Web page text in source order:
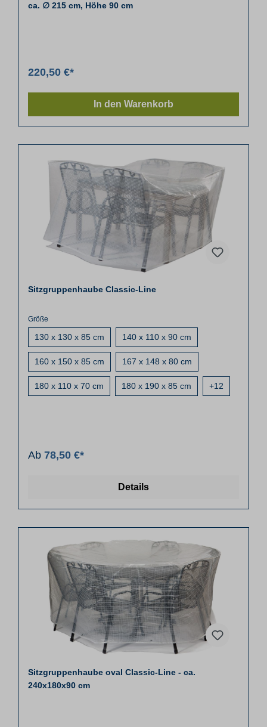
ca. ∅ 215 cm, Höhe 90 cm
220,50 €*
In den Warenkorb
Sitzgruppenhaube Classic-Line
Größe
130 x 130 x 85 cm 140 x 110 x 90 cm
160 x 150 x 85 cm 167 x 148 x 80 cm
180 x 110 x 70 cm 180 x 190 x 85 cm +12
Ab 78,50 €*
Details
Sitzgruppenhaube oval Classic-Line - ca.
240x180x90 cm